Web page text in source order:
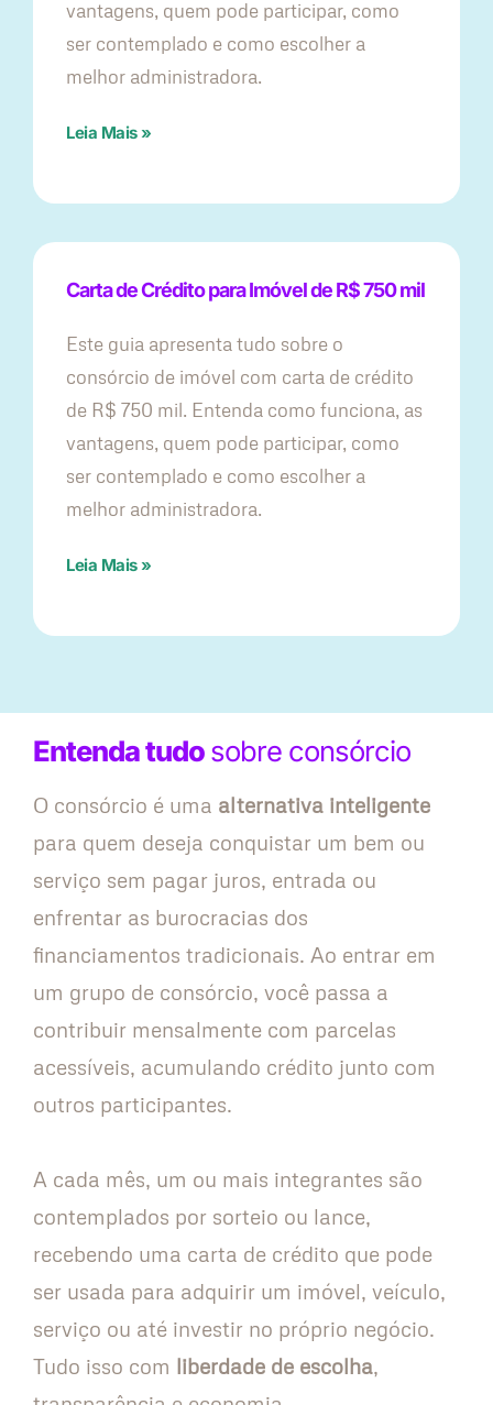
vantagens, quem pode participar, como
ser contemplado e como escolher a
melhor administradora.
Leia Mais »
Carta de Crédito para Imóvel de R$ 750 mil
Este guia apresenta tudo sobre o
consórcio de imóvel com carta de crédito
de R$ 750 mil. Entenda como funciona, as
vantagens, quem pode participar, como
ser contemplado e como escolher a
melhor administradora.
Leia Mais »
Entenda tudosobre consórcio
O consórcio é uma alternativa inteligente
para quem deseja conquistar um bem ou
serviço sem pagar juros, entrada ou
enfrentar as burocracias dos
financiamentos tradicionais. Ao entrar em
um grupo de consórcio, você passa a
contribuir mensalmente com parcelas
acessíveis, acumulando crédito junto com
outros participantes.
A cada mês, um ou mais integrantes são
contemplados por sorteio ou lance,
recebendo uma carta de crédito que pode
ser usada para adquirir um imóvel, veículo,
serviço ou até investir no próprio negócio.
Tudo isso com liberdade de escolha,